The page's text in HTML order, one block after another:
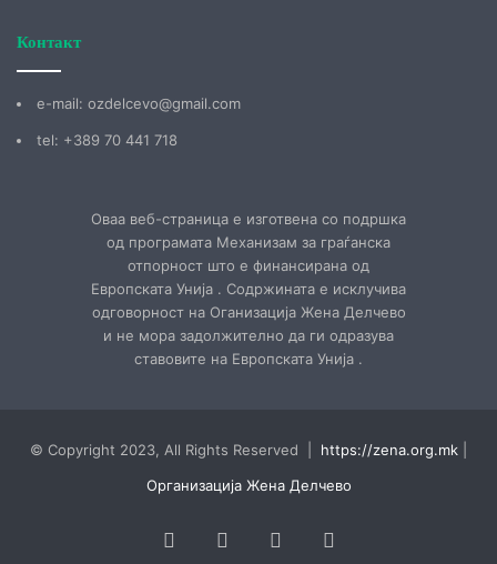
Контакт
е-mail: ozdelcevo@gmail.com
tel: +389 70 441 718
Оваа веб-страница е изготвена со подршка
од програмата Механизам за граѓанска
отпорност што е финансирана од
Европската Унија . Содржината е исклучива
одговорност на Оганизација Жена Делчево
и не мора задолжително да ги одразува
ставовите на Европската Унија .
© Copyright 2023, All Rights Reserved | https://zena.org.mk
Организација Жена Делчево
FacebookYouTubeInstagram